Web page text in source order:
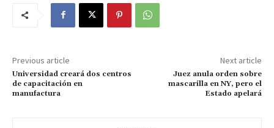
Previous article
Universidad creará dos centros
de capacitación en
manufactura
Next article
Juez anula orden sobre
mascarilla en NY, pero el
Estado apelará